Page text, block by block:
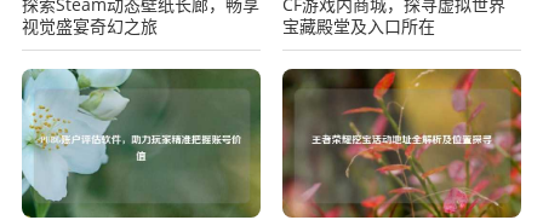
视觉盛宴奇幻之旅
宝藏殿堂及入口所在